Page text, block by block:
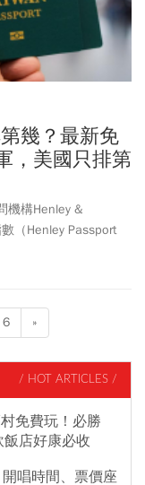
幾？最新免
，美國只排第
機構Henley &
（Henley Passport
與地區，再度蟬聯全
及阿拉伯聯合大公國
外，中國排名第60
美國雖可前往180個目
跌至與冰島並列第
。
6 »
/ HOT ARTICLES /
免費玩！必勝
店好康必收
唱時間、票價座